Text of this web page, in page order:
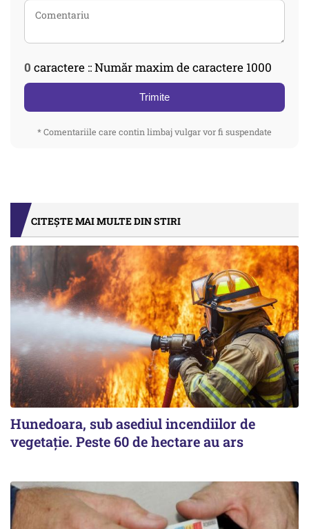
0 caractere :: Număr maxim de caractere 1000
Trimite
* Comentariile care contin limbaj vulgar vor fi suspendate
CITEȘTE MAI MULTE DIN STIRI
Hunedoara, sub asediul incendiilor de
vegetație. Peste 60 de hectare au ars